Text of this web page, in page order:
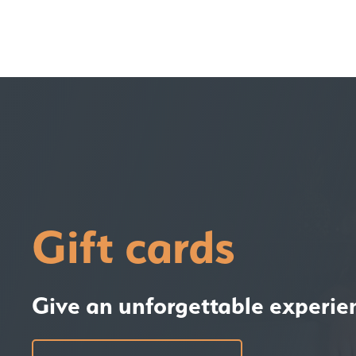
Gift cards
Give an unforgettable